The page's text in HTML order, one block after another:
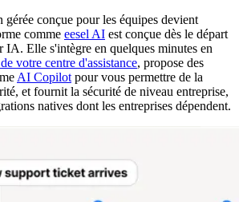
conçue pour les équipes devient
comme eesel AI est conçue dès le départ
IA. Elle s'intègre en quelques minutes en
votre centre d'assistance, propose des
AI Copilot pour vous permettre de la
et fournit la sécurité de niveau entreprise,
natives dont les entreprises dépendent.